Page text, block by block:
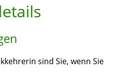
sind Sie, wenn Sie